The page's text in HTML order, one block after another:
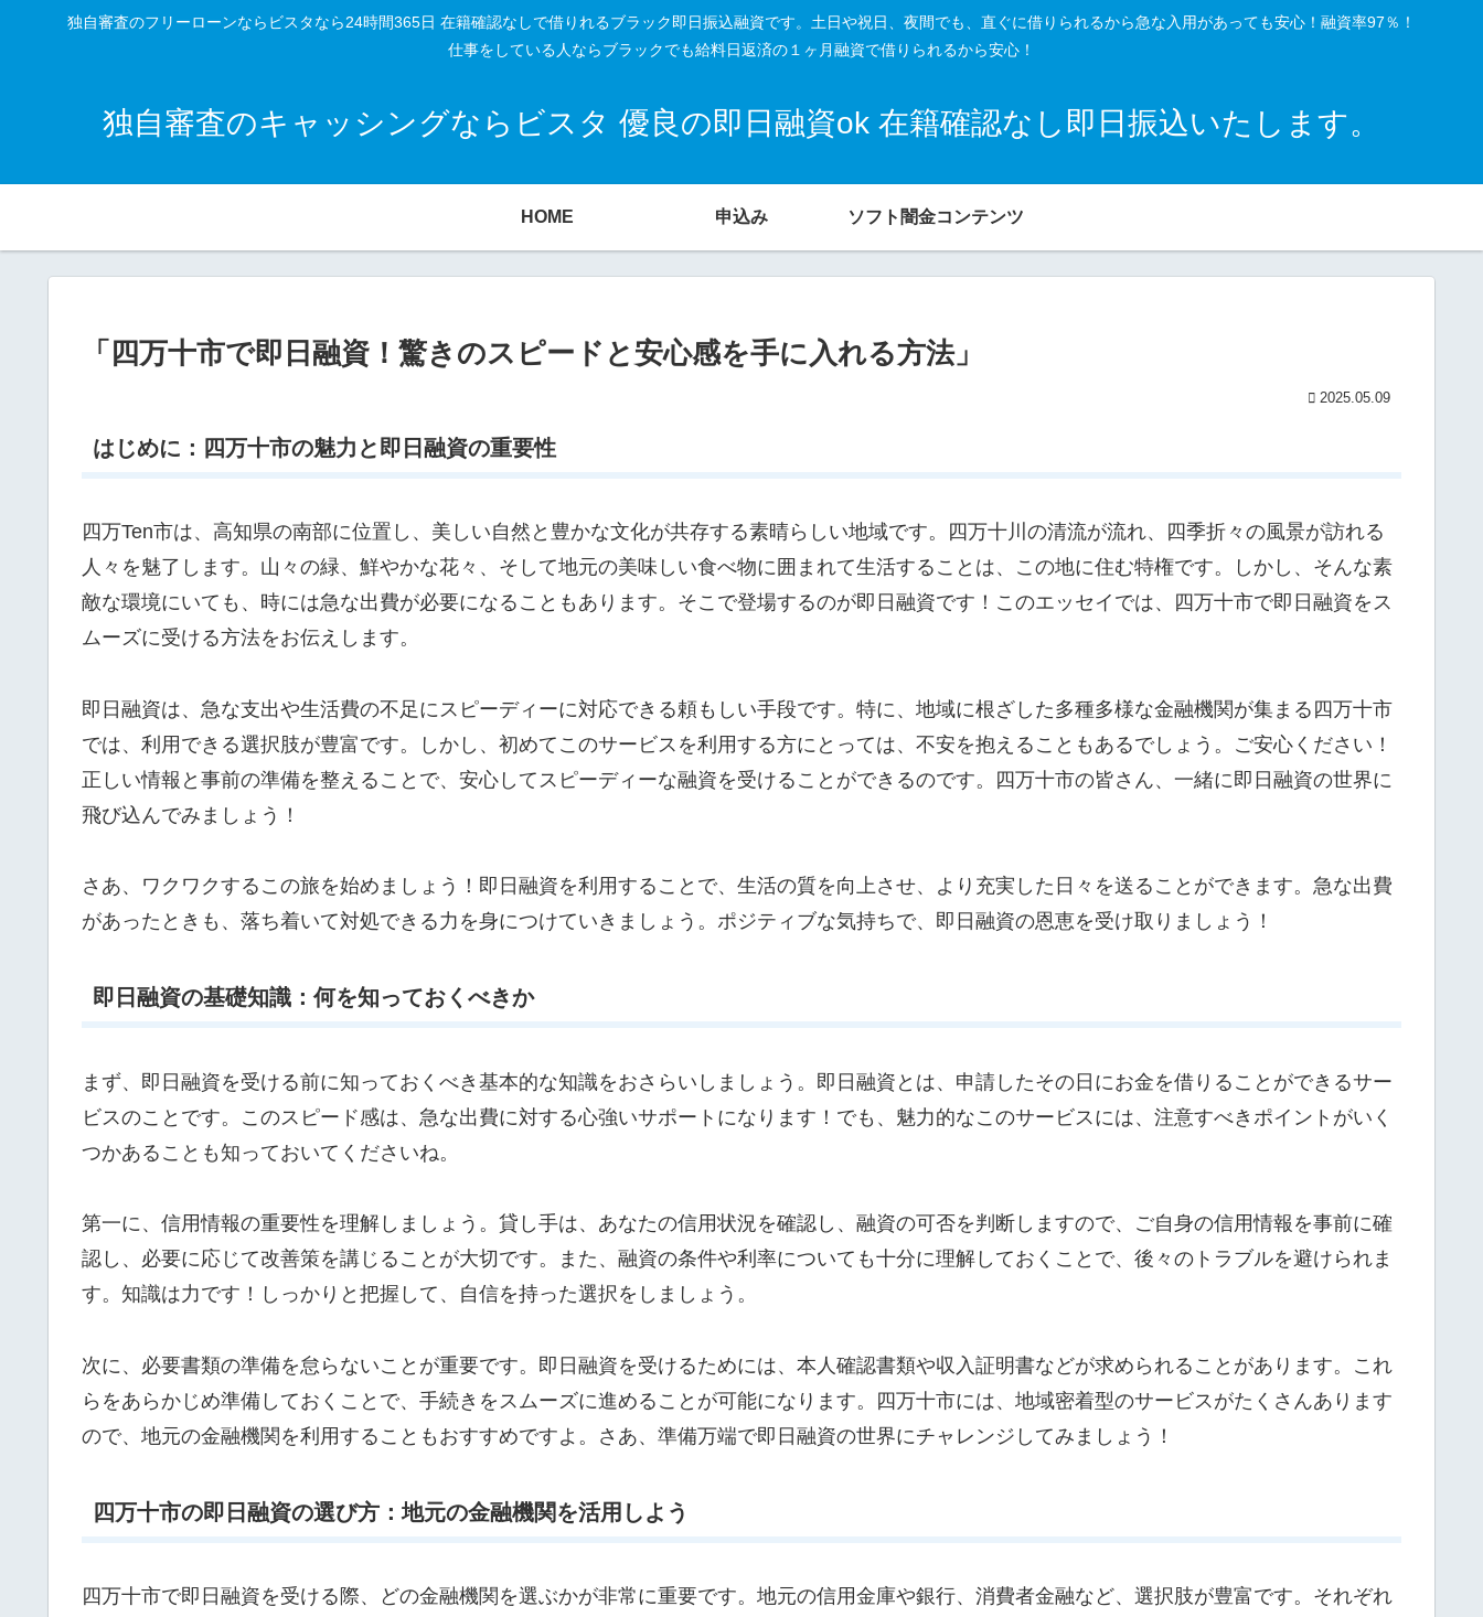
独自審査のフリーローンならビスタなら24時間365日 在籍確認なしで借りれるブラック即日振込融資です。土日や祝日、夜間でも、直ぐに借りられるから急な入用があっても安心！融資率97％！
仕事をしている人ならブラックでも給料日返済の１ヶ月融資で借りられるから安心！
独自審査のキャッシングならビスタ 優良の即日融資ok 在籍確認なし即日振込いたします。
HOME 申込み ソフト闇金コンテンツ
「四万十市で即日融資！驚きのスピードと安心感を手に入れる方法」
2025.05.09
はじめに：四万十市の魅力と即日融資の重要性
四万Ten市は、高知県の南部に位置し、美しい自然と豊かな文化が共存する素晴らしい地域です。四万十川の清流が流れ、四季折々の風景が訪れる
人々を魅了します。山々の緑、鮮やかな花々、そして地元の美味しい食べ物に囲まれて生活することは、この地に住む特権です。しかし、そんな素
敵な環境にいても、時には急な出費が必要になることもあります。そこで登場するのが即日融資です！このエッセイでは、四万十市で即日融資をス
ムーズに受ける方法をお伝えします。
即日融資は、急な支出や生活費の不足にスピーディーに対応できる頼もしい手段です。特に、地域に根ざした多種多様な金融機関が集まる四万十市
では、利用できる選択肢が豊富です。しかし、初めてこのサービスを利用する方にとっては、不安を抱えることもあるでしょう。ご安心ください！
正しい情報と事前の準備を整えることで、安心してスピーディーな融資を受けることができるのです。四万十市の皆さん、一緒に即日融資の世界に
飛び込んでみましょう！
さあ、ワクワクするこの旅を始めましょう！即日融資を利用することで、生活の質を向上させ、より充実した日々を送ることができます。急な出費
があったときも、落ち着いて対処できる力を身につけていきましょう。ポジティブな気持ちで、即日融資の恩恵を受け取りましょう！
即日融資の基礎知識：何を知っておくべきか
まず、即日融資を受ける前に知っておくべき基本的な知識をおさらいしましょう。即日融資とは、申請したその日にお金を借りることができるサー
ビスのことです。このスピード感は、急な出費に対する心強いサポートになります！でも、魅力的なこのサービスには、注意すべきポイントがいく
つかあることも知っておいてくださいね。
第一に、信用情報の重要性を理解しましょう。貸し手は、あなたの信用状況を確認し、融資の可否を判断しますので、ご自身の信用情報を事前に確
認し、必要に応じて改善策を講じることが大切です。また、融資の条件や利率についても十分に理解しておくことで、後々のトラブルを避けられま
す。知識は力です！しっかりと把握して、自信を持った選択をしましょう。
次に、必要書類の準備を怠らないことが重要です。即日融資を受けるためには、本人確認書類や収入証明書などが求められることがあります。これ
らをあらかじめ準備しておくことで、手続きをスムーズに進めることが可能になります。四万十市には、地域密着型のサービスがたくさんあります
ので、地元の金融機関を利用することもおすすめですよ。さあ、準備万端で即日融資の世界にチャレンジしてみましょう！
四万十市の即日融資の選び方：地元の金融機関を活用しよう
四万十市で即日融資を受ける際、どの金融機関を選ぶかが非常に重要です。地元の信用金庫や銀行、消費者金融など、選択肢が豊富です。それぞれ